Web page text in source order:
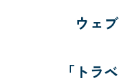
ウェ
「トラ